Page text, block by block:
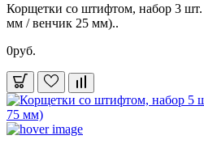
Корщетки со штифтом, набор 3
мм / венчик 25 мм)..
0руб.